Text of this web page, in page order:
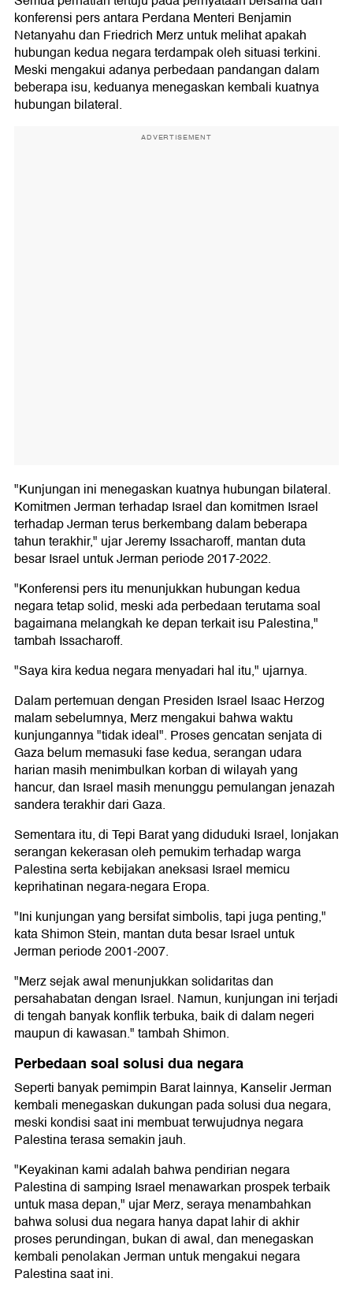
konferensi pers antara Perdana Menteri Benjamin
Netanyahu dan Friedrich Merz untuk melihat apakah
hubungan kedua negara terdampak oleh situasi terkini.
Meski mengakui adanya perbedaan pandangan dalam
beberapa isu, keduanya menegaskan kembali kuatnya
hubungan bilateral.
ADVERTISEMENT
"Kunjungan ini menegaskan kuatnya hubungan bilateral.
Komitmen Jerman terhadap Israel dan komitmen Israel
terhadap Jerman terus berkembang dalam beberapa
tahun terakhir," ujar Jeremy Issacharoff, mantan duta
besar Israel untuk Jerman periode 2017-2022.
"Konferensi pers itu menunjukkan hubungan kedua
negara tetap solid, meski ada perbedaan terutama soal
bagaimana melangkah ke depan terkait isu Palestina,"
tambah Issacharoff.
"Saya kira kedua negara menyadari hal itu," ujarnya.
Dalam pertemuan dengan Presiden Israel Isaac Herzog
malam sebelumnya, Merz mengakui bahwa waktu
kunjungannya "tidak ideal". Proses gencatan senjata di
Gaza belum memasuki fase kedua, serangan udara
harian masih menimbulkan korban di wilayah yang
hancur, dan Israel masih menunggu pemulangan jenazah
sandera terakhir dari Gaza.
Sementara itu, di Tepi Barat yang diduduki Israel, lonjakan
serangan kekerasan oleh pemukim terhadap warga
Palestina serta kebijakan aneksasi Israel memicu
keprihatinan negara-negara Eropa.
"Ini kunjungan yang bersifat simbolis, tapi juga penting,"
kata Shimon Stein, mantan duta besar Israel untuk
Jerman periode 2001-2007.
"Merz sejak awal menunjukkan solidaritas dan
persahabatan dengan Israel. Namun, kunjungan ini terjadi
di tengah banyak konflik terbuka, baik di dalam negeri
maupun di kawasan." tambah Shimon.
Perbedaan soal solusi dua negara
Seperti banyak pemimpin Barat lainnya, Kanselir Jerman
kembali menegaskan dukungan pada solusi dua negara,
meski kondisi saat ini membuat terwujudnya negara
Palestina terasa semakin jauh.
"Keyakinan kami adalah bahwa pendirian negara
Palestina di samping Israel menawarkan prospek terbaik
untuk masa depan," ujar Merz, seraya menambahkan
bahwa solusi dua negara hanya dapat lahir di akhir
proses perundingan, bukan di awal, dan menegaskan
kembali penolakan Jerman untuk mengakui negara
Palestina saat ini.